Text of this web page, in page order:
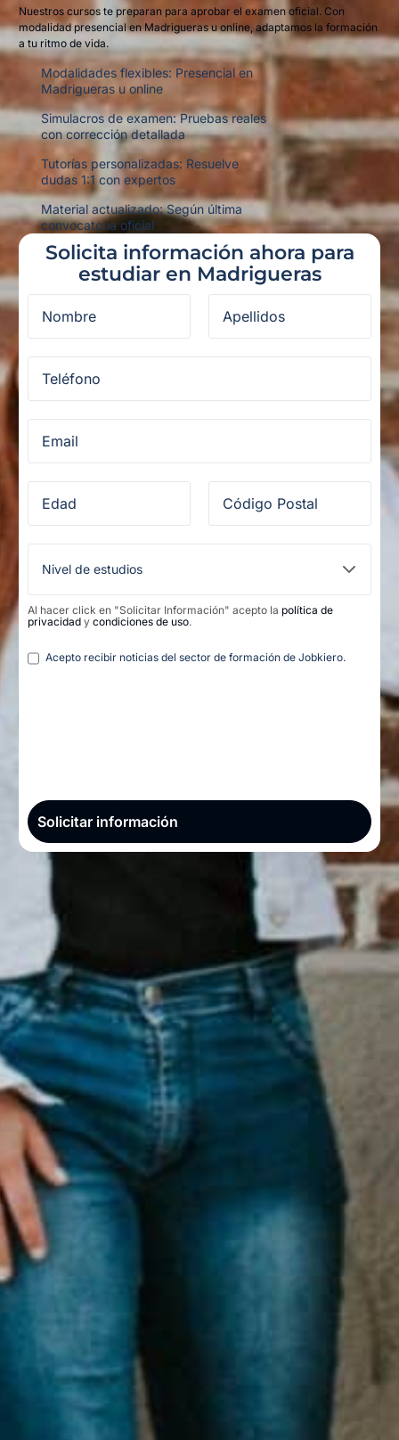
Nuestros cursos te preparan para aprobar el examen oficial. Con
modalidad presencial en Madrigueras u online, adaptamos la formación
a tu ritmo de vida.
Modalidades flexibles: Presencial en
Madrigueras u online
Simulacros de examen: Pruebas reales
con corrección detallada
Tutorías personalizadas: Resuelve
dudas 1:1 con expertos
Material actualizado: Según última
convocatoria oficial
Solicita información ahora para
estudiar en Madrigueras
Al hacer click en "Solicitar Información" acepto la política de
privacidad y condiciones de uso.
Legal
Acepto recibir noticias del sector de formación de Jobkiero.